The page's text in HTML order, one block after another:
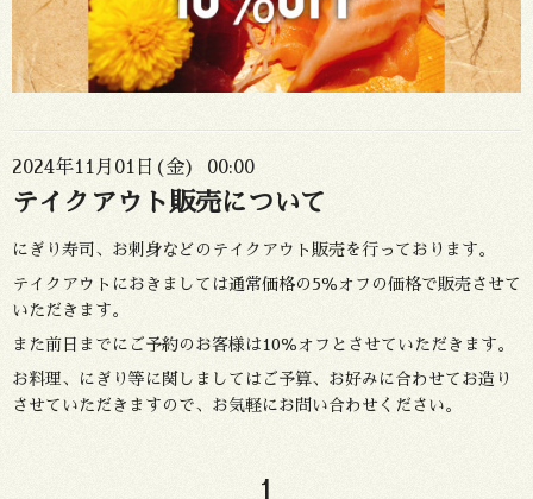
2024年11月01日(金) 00:00
テイクアウト販売について
にぎり寿司、お刺身などのテイクアウト販売を行っております。
テイクアウトにおきましては通常価格の5％オフの価格で販売させて
いただきます。
また前日までにご予約のお客様は10％オフとさせていただきます。
お料理、にぎり等に関しましてはご予算、お好みに合わせてお造り
させていただきますので、お気軽にお問い合わせください。
1